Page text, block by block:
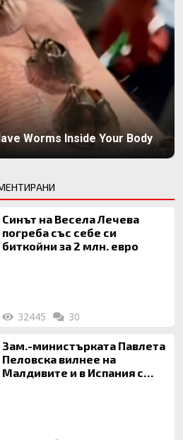
Worms Inside Your Body
Синът на Весела Лечева
погреба със себе си
биткойни за 2 млн. евро
32445 30
Зам.-министърката Павлета
Пеловска вилнее на
Малдивите и в Испания с